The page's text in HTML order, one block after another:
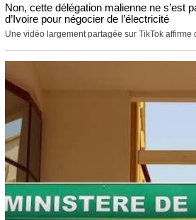
Non, cette délégation malienne ne s’est
d’Ivoire pour négocier de l’électricité
Une vidéo largement partagée sur TikTok affirme